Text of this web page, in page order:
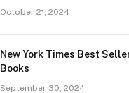
October 21, 2024
New York Times Best
Books
September 30, 2024